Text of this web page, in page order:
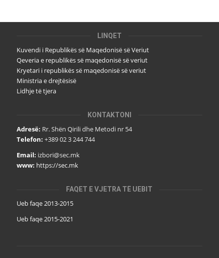
LINQET
Kuvendi i Republikës së Maqedonisë së Veriut
Qeveria e republikës së maqedonisë së veriut
Kryetari i republikës së maqedonisë së veriut
Ministria e drejtësisë
Lidhje të tjera
KONTAKTONI
Adresë: Rr. Shën Qirili dhe Metodi nr 54
Telefon: +389 02 3 244 744
Email: izbori@sec.mk
www: https://sec.mk
FAQET E VJETRA TË UEBIT
Ueb faqe 2013-2015
Ueb faqe 2015-2021